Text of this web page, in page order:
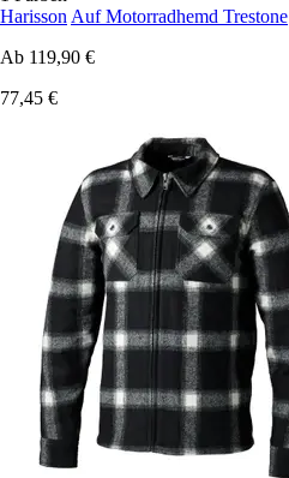
Harisson Auf Motorradhemd Trestone
Ab 119,90 €
77,45 €